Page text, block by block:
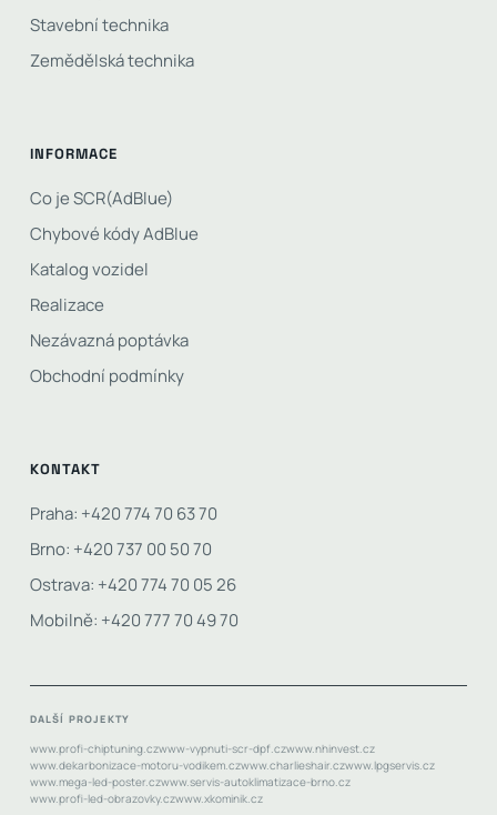
Stavební technika
Zemědělská technika
INFORMACE
Co je SCR(AdBlue)
Chybové kódy AdBlue
Katalog vozidel
Realizace
Nezávazná poptávka
Obchodní podmínky
KONTAKT
Praha: +420 774 70 63 70
Brno: +420 737 00 50 70
Ostrava: +420 774 70 05 26
Mobilně: +420 777 70 49 70
DALŠÍ PROJEKTY
www.profi-chiptuning.czwww-vypnuti-scr-dpf.czwww.nhinvest.cz
www.dekarbonizace-motoru-vodikem.czwww.charlieshair.czwww.lpgservis.cz
www.mega-led-poster.czwww.servis-autoklimatizace-brno.cz
www.profi-led-obrazovky.czwww.xkominik.cz